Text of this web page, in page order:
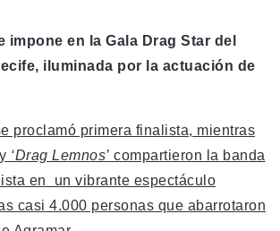
impone en la Gala Drag Star del
iluminada por la actuación de
proclamó primera finalista, mientras
y ‘Drag Lemnos’ compartieron la banda
en un vibrante espectáculo
casi 4.000 personas que abarrotaron